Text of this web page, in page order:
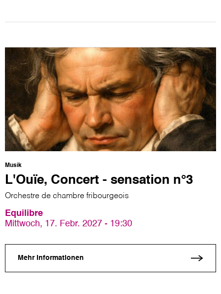
Musik
L'Ouïe, Concert - sensation n°3
Orchestre de chambre fribourgeois
Equilibre
Mittwoch, 17. Febr. 2027 - 19:30
Mehr Informationen